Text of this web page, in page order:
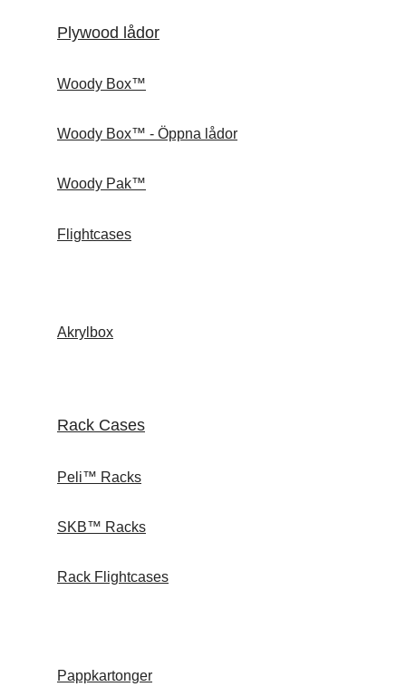
Plywood lådor
Woody Box™
Woody Box™ - Öppna lådor
Woody Pak™
Flightcases
Akrylbox
Rack Cases
Peli™ Racks
SKB™ Racks
Rack Flightcases
Pappkartonger